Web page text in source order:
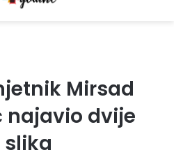
Mirsad
najavio dvije